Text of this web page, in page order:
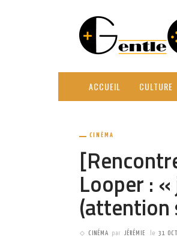
ACCUEIL CULTURE
CINÉMA
Looper :
(attention
CINÉMA par JÉRÉMIE le 31